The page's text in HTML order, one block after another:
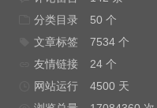
分类目录
50 个
文章标签
7534 个
友情链接
24 个
网站运行
4500 天